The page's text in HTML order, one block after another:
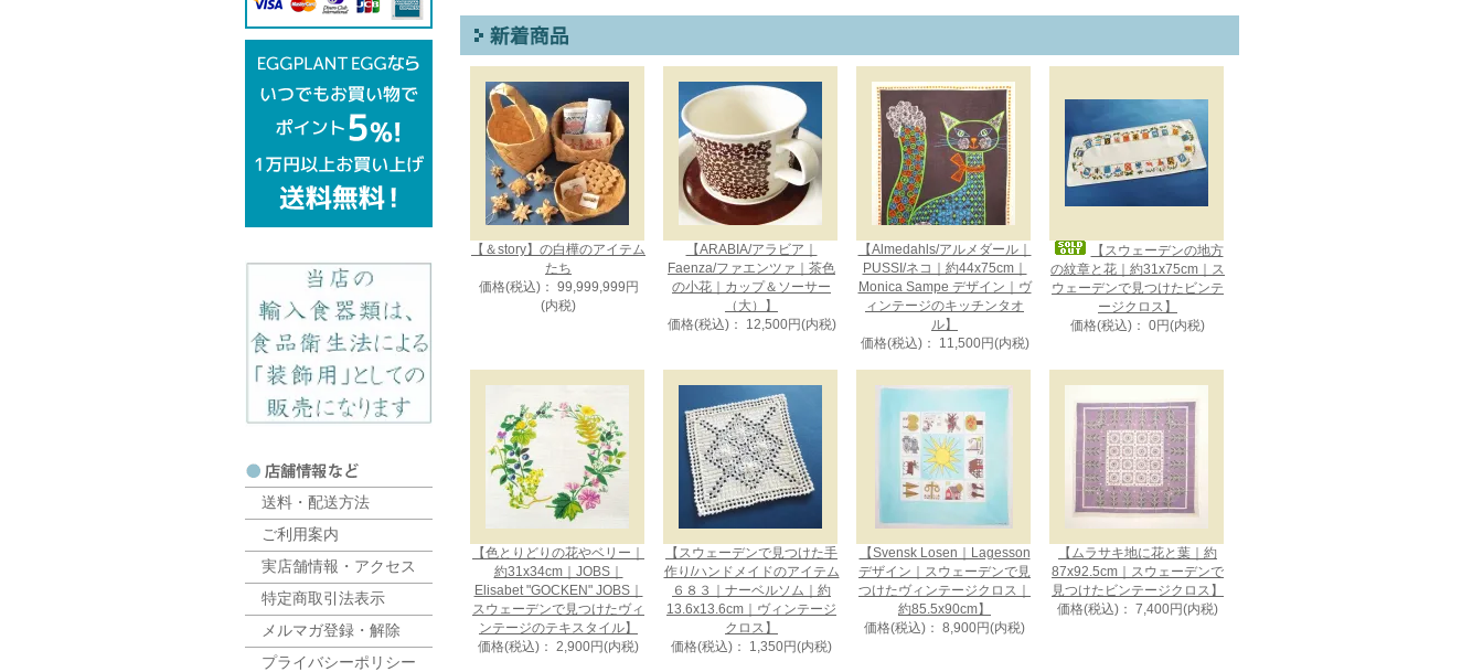
【＆story】の白樺のアイテム
たち
価格(税込)： 99,999,999円
(内税)
【ARABIA/アラビア｜
Faenza/ファエンツァ｜茶色
の小花｜カップ＆ソーサー
（大）】
価格(税込)： 12,500円(内税)
【Almedahls/アルメダール｜
PUSSI/ネコ｜約44x75cm｜
Monica Sampe デザイン｜ヴ
ィンテージのキッチンタオ
ル】
価格(税込)： 11,500円(内税)
【スウェーデンの地方
の紋章と花｜約31x75cm｜ス
ウェーデンで見つけたビンテ
ージクロス】
価格(税込)： 0円(内税)
【色とりどりの花やベリー｜
約31x34cm｜JOBS｜
Elisabet "GOCKEN" JOBS｜
スウェーデンで見つけたヴィ
ンテージのテキスタイル】
価格(税込)： 2,900円(内税)
【スウェーデンで見つけた手
作り/ハンドメイドのアイテム
６８３｜ナーベルソム｜約
13.6x13.6cm｜ヴィンテージ
クロス】
価格(税込)： 1,350円(内税)
【Svensk Losen｜Lagesson
デザイン｜スウェーデンで見
つけたヴィンテージクロス｜
約85.5x90cm】
価格(税込)： 8,900円(内税)
【ムラサキ地に花と葉｜約
87x92.5cm｜スウェーデンで
見つけたビンテージクロス】
価格(税込)： 7,400円(内税)
送料・配送方法
ご利用案内
実店舗情報・アクセス
特定商取引法表示
メルマガ登録・解除
プライバシーポリシー